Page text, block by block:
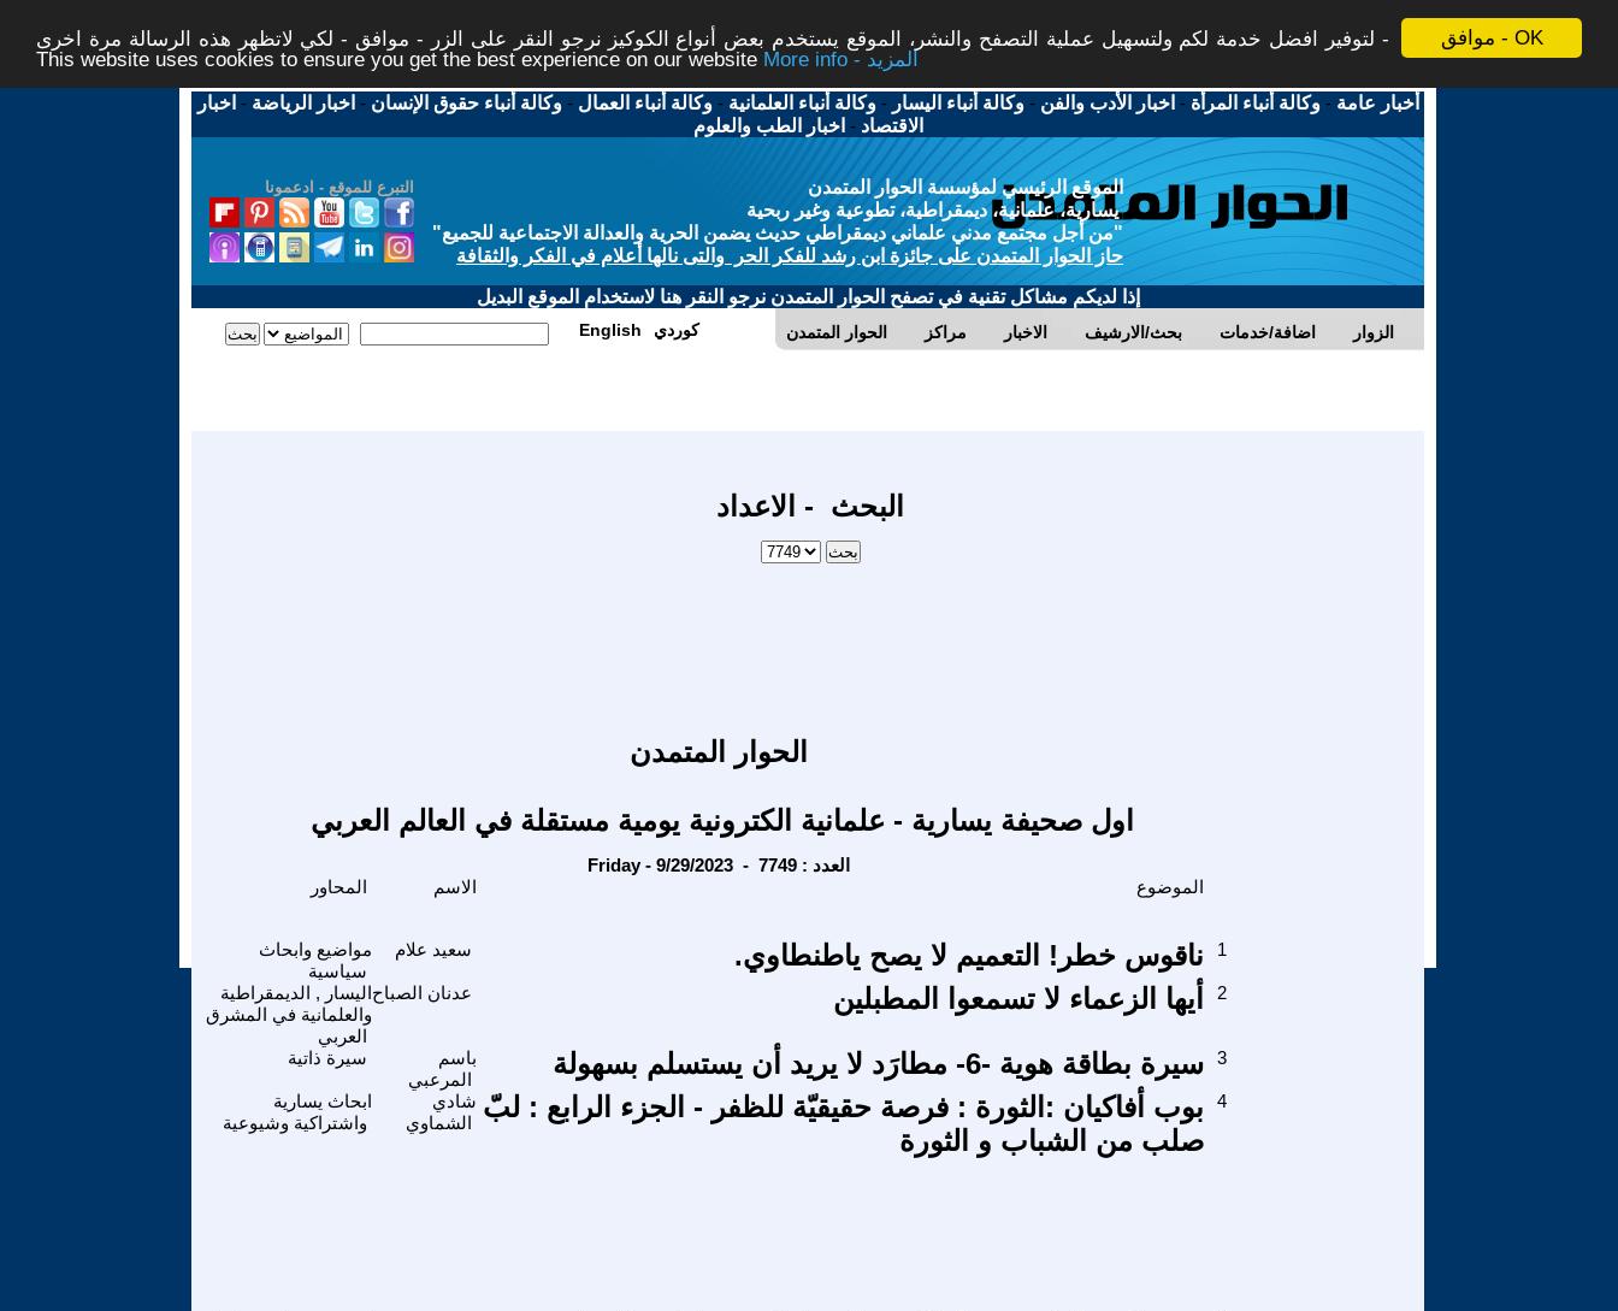
موافق - OK
لتوفير افضل خدمة لكم ولتسهيل عملية التصفح والنشر، الموقع يستخدم بعض أنواع الكوكيز نرجو النقر على الزر - موافق - لكي لاتظهر هذه الرسالة مرة اخرى -
This website uses cookies to ensure you get the best experience on our website
More info - المزيد
أخبار عامة -وكالة أنباء المرأة - اخبار الأدب والفن -وكالة أنباء اليسار -وكالة أنباء العلمانية -وكالة أنباء العمال -وكالة أنباء حقوق الإنسان - اخبار الرياضة - اخبار
الاقتصاد - اخبار الطب والعلوم
التبرع للموقع - ادعمونا
الموقع الرئيسي لمؤسسة الحوار المتمدن
يسارية، علمانية، ديمقراطية، تطوعية وغير ربحية
"من أجل مجتمع مدني علماني ديمقراطي حديث يضمن الحرية والعدالة الاجتماعية للجميع"
حاز الحوار المتمدن على جائزة ابن رشد للفكر الحر والتى نالها أعلام في الفكر والثقافة
إذا لديكم مشاكل تقنية في تصفح الحوار المتمدن نرجو النقر هنا لاستخدام الموقع البديل
الحوار المتمدن مراكز الاخبار بحث/الارشيف اضافة/خدمات الزوار English كوردي
البحث - الاعداد
الحوار المتمدن
اول صحيفة يسارية - علمانية الكترونية يومية مستقلة في العالم العربي
Friday - 9/29/2023 - العدد : 7749
الاسم الموضوع
مواضيع وابحاث
سياسية
سعيد علام ناقوس خطر! التعميم لا يصح ياطنطاوي. 1
اليسار , الديمقراطية
والعلمانية في المشرق
العربي
عدنان الصباح أيها الزعماء لا تسمعوا المطبلين 2
سيرة ذاتية
باسم
المرعبي
سيرة بطاقة هوية -6- مطارَد لا يريد أن يستسلم بسهولة 3
ابحاث يسارية
واشتراكية وشيوعية
شادي
الشماوي
بوب أفاكيان :الثورة : فرصة حقيقيّة للظفر - الجزء الرابع : لبّ
صلب من الشباب و الثورة
4